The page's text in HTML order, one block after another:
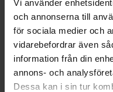
Vi använder
och annonserna till
för sociala medier och
vidarebefordrar även
information från din
annons- och
Dessa kan i sin tur
pack
Damper Set EDZ20
Thump 215